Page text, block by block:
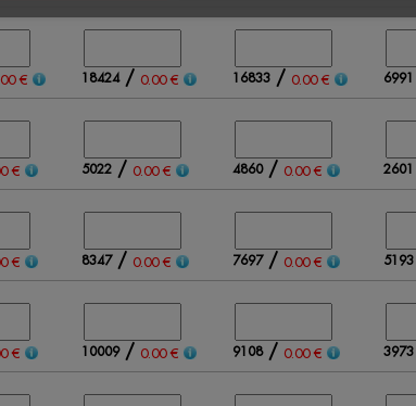
€ 18424/ 0.00 € 16833 / 0.00 € 6991
€ 5022 / 0.00 € 4860/ 0.00 € 2601
€ 8347/ 0.00 € 7697/ 0.00 € 5193
€ 10009/ 0.00 € 9108/ 0.00 € 3973